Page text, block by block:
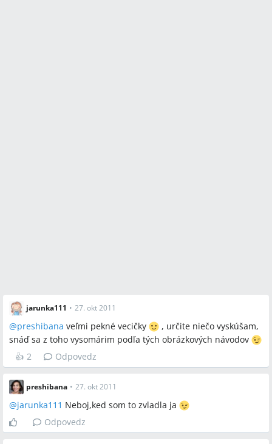
jarunka111 • 27. okt 2011
@preshibana veľmi pekné vecičky
, určite niečo vyskúšam,
snáď sa z toho vysomárim podľa tých obrázkových návodov
👍 2 Odpovedz
preshibana • 27. okt 2011
@jarunka111 Neboj,ked som to zvladla ja
Odpovedz